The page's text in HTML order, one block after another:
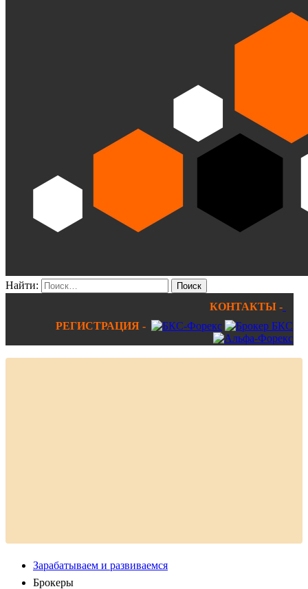
Найти:
КОНТАКТЫ -
РЕГИСТРАЦИЯ -
Зарабатываем и развиваемся
Брокеры